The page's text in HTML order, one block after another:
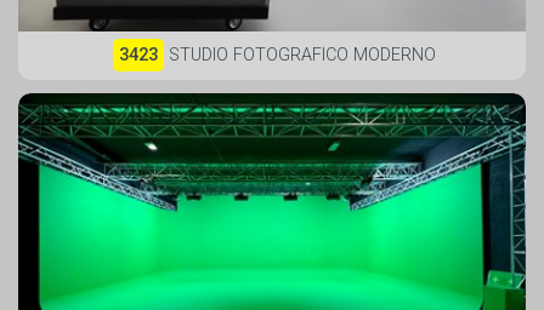
3423 STUDIO FOTOGRAFICO MODERNO